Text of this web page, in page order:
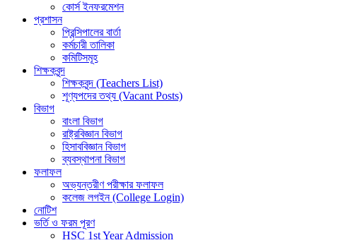
কোর্স ইনফরমেশন
প্রশাসন
প্রিন্সিপালের বার্তা
কর্মচারী তালিকা
কমিটিসমূহ
শিক্ষকবৃন্দ
শিক্ষকবৃন্দ (Teachers List)
শূণ্যপদের তথ্য (Vacant Posts)
বিভাগ
বাংলা বিভাগ
রাষ্ট্রবিজ্ঞান বিভাগ
হিসাববিজ্ঞান বিভাগ
ব্যবস্থাপনা বিভাগ
ফলাফল
অভ্যন্তরীণ পরীক্ষার ফলাফল
কলেজ লগইন (College Login)
নোটিশ
ভর্তি ও ফরম পূরণ
HSC 1st Year Admission